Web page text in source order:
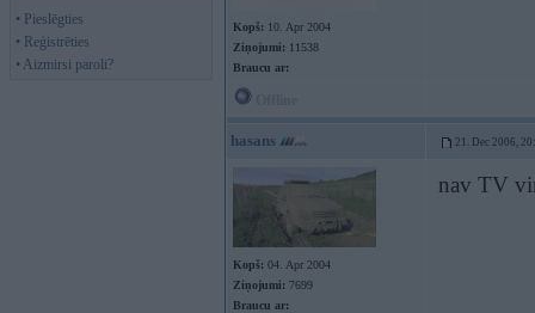
• Pieslēgties
• Reģistrēties
• Aizmirsi paroli?
Kopš: 10. Apr 2004
Ziņojumi: 11538
Braucu ar:
hasans 21. Dec 2006,
Kopš: 04. Apr 2004
Ziņojumi: 7699
Braucu ar:
nav TV